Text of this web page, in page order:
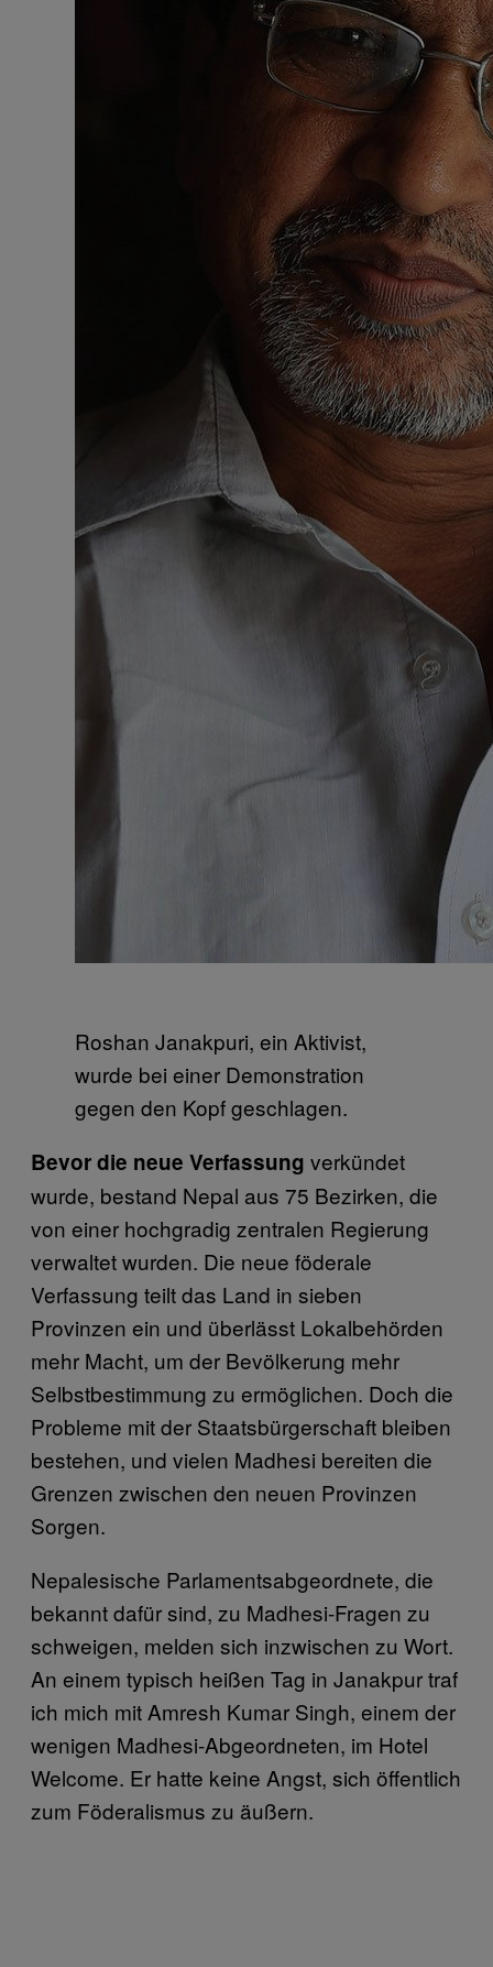
Roshan Janakpuri, ein Aktivist,
wurde bei einer Demonstration
gegen den Kopf geschlagen.
Bevor die neue Verfassung verkündet
wurde, bestand Nepal aus 75 Bezirken, die
von einer hochgradig zentralen Regierung
verwaltet wurden. Die neue föderale
Verfassung teilt das Land in sieben
Provinzen ein und überlässt Lokalbehörden
mehr Macht, um der Bevölkerung mehr
Selbstbestimmung zu ermöglichen. Doch die
Probleme mit der Staatsbürgerschaft bleiben
bestehen, und vielen Madhesi bereiten die
Grenzen zwischen den neuen Provinzen
Sorgen.
Nepalesische Parlamentsabgeordnete, die
bekannt dafür sind, zu Madhesi-Fragen zu
schweigen, melden sich inzwischen zu Wort.
An einem typisch heißen Tag in Janakpur traf
ich mich mit Amresh Kumar Singh, einem der
wenigen Madhesi-Abgeordneten, im Hotel
Welcome. Er hatte keine Angst, sich öffentlich
zum Föderalismus zu äußern.